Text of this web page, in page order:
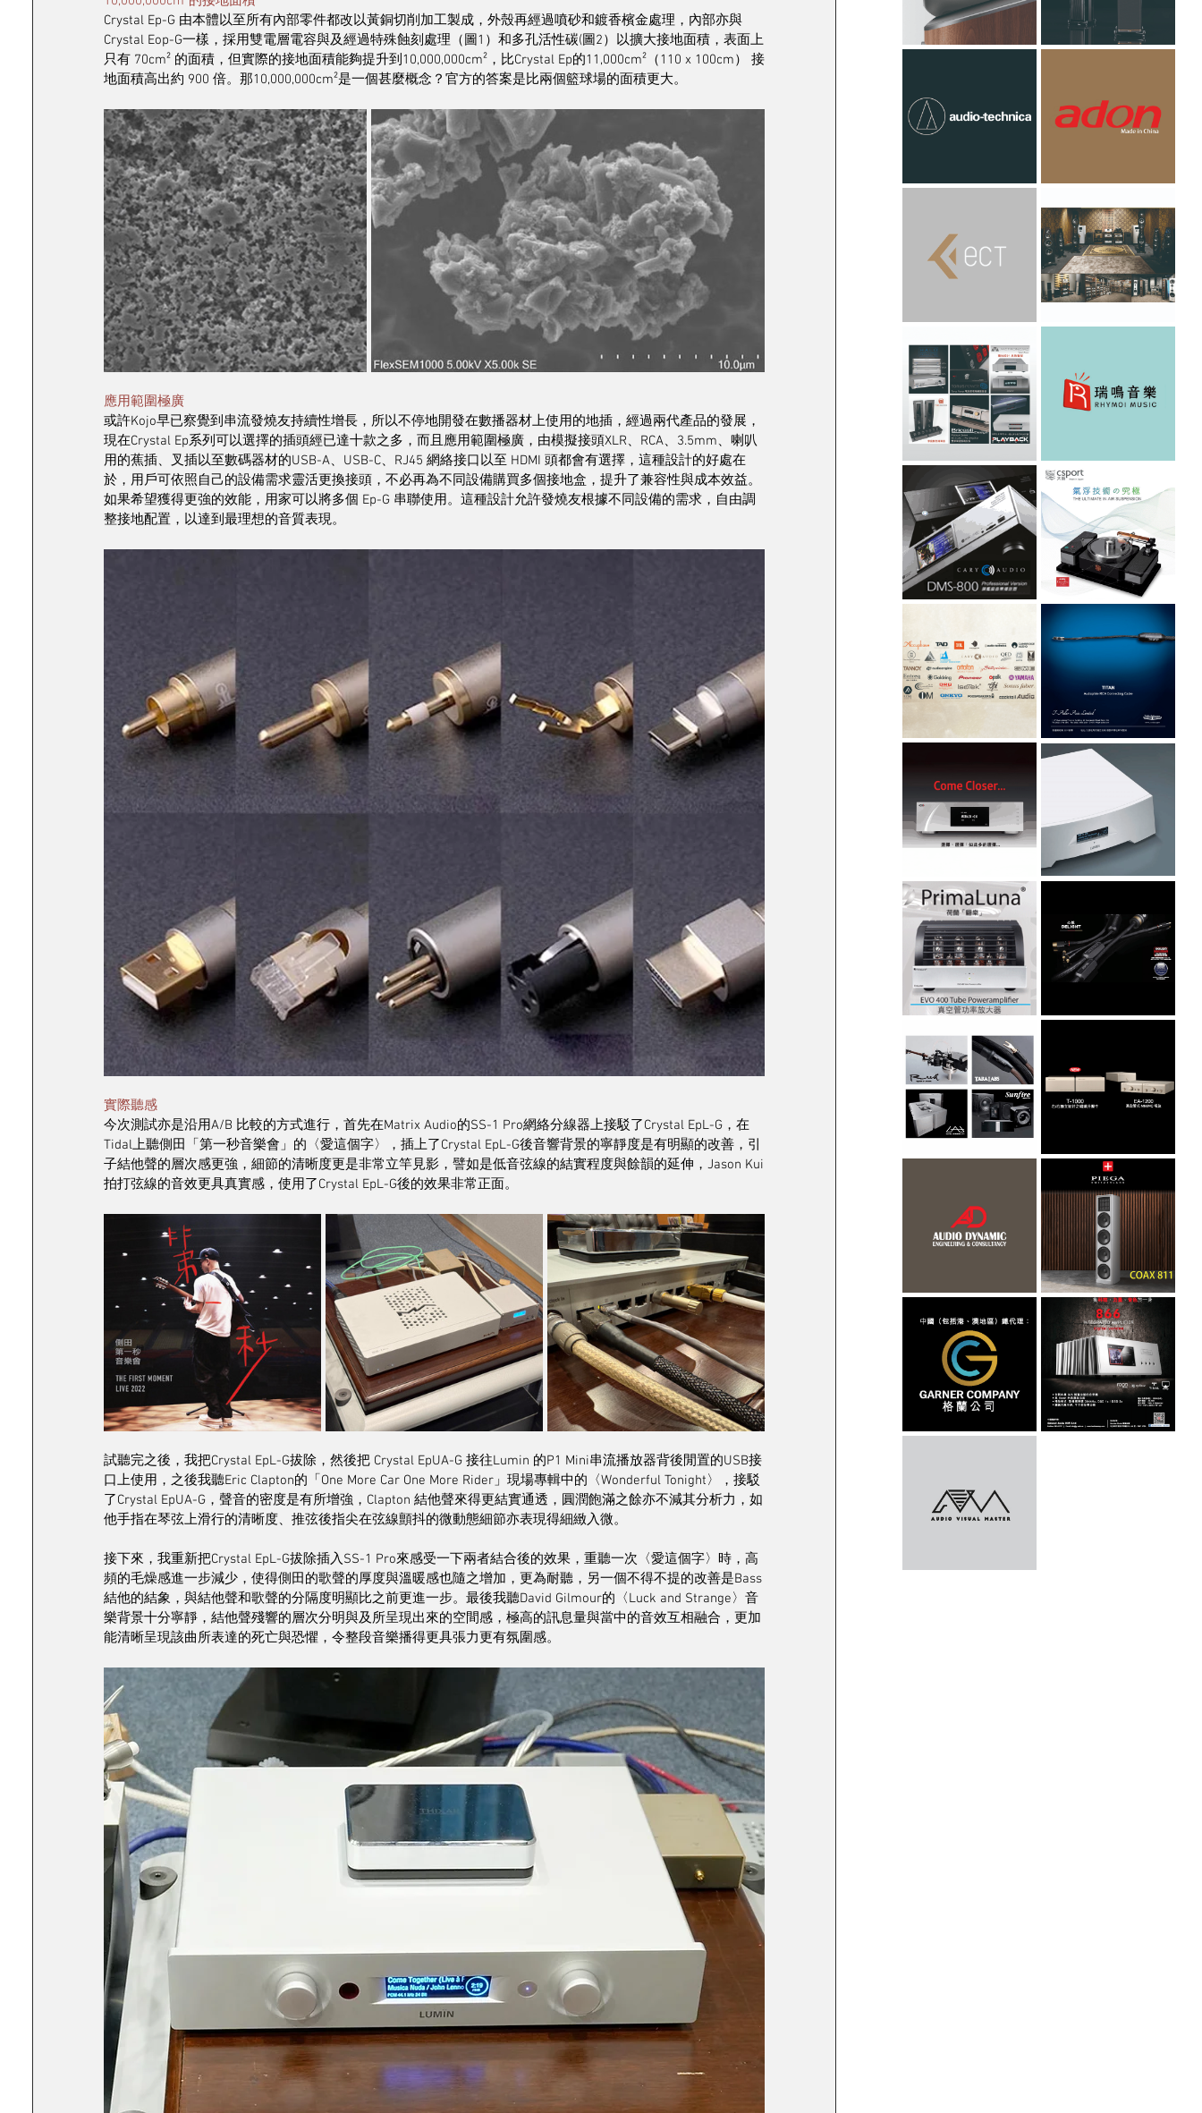
Crystal Ep-G 由本體以至所有內部零件都改以黃銅切削加工製成，外殼再經過噴砂和鍍香檳金處理，內部亦與
Crystal Eop-G一樣，採用雙電層電容與及經過特殊蝕刻處理（圖1）和多孔活性碳(圖2）以擴大接地面積，表面上
只有 70cm² 的面積，但實際的接地面積能夠提升到10,000,000cm²，比Crystal Ep的11,000cm²（110 x 100cm） 接
地面積高出約 900 倍。那10,000,000cm²是一個甚麼概念？官方的答案是比兩個籃球場的面積更大。
應用範圍極廣
或許Kojo早已察覺到串流發燒友持續性增長，所以不停地開發在數播器材上使用的地插，經過兩代產品的發展，
現在Crystal Ep系列可以選擇的插頭經已達十款之多，而且應用範圍極廣，由模擬接頭XLR、RCA、3.5mm、喇叭
用的蕉插、叉插以至數碼器材的USB-A、USB-C、RJ45 網絡接口以至 HDMI 頭都會有選擇，這種設計的好處在
於，用戶可依照自己的設備需求靈活更換接頭，不必再為不同設備購買多個接地盒，提升了兼容性與成本效益。
如果希望獲得更強的效能，用家可以將多個 Ep-G 串聯使用。這種設計允許發燒友根據不同設備的需求，自由調
整接地配置，以達到最理想的音質表現。
實際聽感
今次測試亦是沿用A/B 比較的方式進行，首先在Matrix Audio的SS-1 Pro網絡分線器上接駁了Crystal EpL-G，在
Tidal上聽側田「第一秒音樂會」的〈愛這個字〉，插上了Crystal EpL-G後音響背景的寧靜度是有明顯的改善，引
子結他聲的層次感更強，細節的清晰度更是非常立竿見影，譬如是低音弦線的結實程度與餘韻的延伸，Jason Kui
拍打弦線的音效更具真實感，使用了Crystal EpL-G後的效果非常正面。
試聽完之後，我把Crystal EpL-G拔除，然後把 Crystal EpUA-G 接往Lumin 的P1 Mini串流播放器背後閒置的USB接
口上使用，之後我聽Eric Clapton的「One More Car One More Rider」現場專輯中的〈Wonderful Tonight〉，接駁
了Crystal EpUA-G，聲音的密度是有所增強，Clapton 結他聲來得更結實通透，圓潤飽滿之餘亦不減其分析力，如
他手指在琴弦上滑行的清晰度、推弦後指尖在弦線顫抖的微動態細節亦表現得細緻入微。
接下來，我重新把Crystal EpL-G拔除插入SS-1 Pro來感受一下兩者結合後的效果，重聽一次〈愛這個字〉時，高
頻的毛燥感進一步減少，使得側田的歌聲的厚度與溫暖感也隨之增加，更為耐聽，另一個不得不提的改善是Bass
結他的結象，與結他聲和歌聲的分隔度明顯比之前更進一步。最後我聽David Gilmour的〈Luck and Strange〉音
樂背景十分寧靜，結他聲殘響的層次分明與及所呈現出來的空間感，極高的訊息量與當中的音效互相融合，更加
能清晰呈現該曲所表達的死亡與恐懼，令整段音樂播得更具張力更有氛圍感。